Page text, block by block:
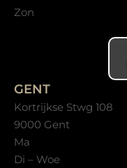
Zon
GENT
Kortrijkse Stwg 108
9000 Gent
Ma
Di – Woe